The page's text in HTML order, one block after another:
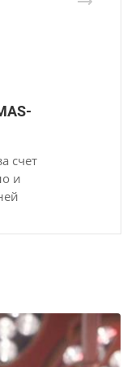
счет
и